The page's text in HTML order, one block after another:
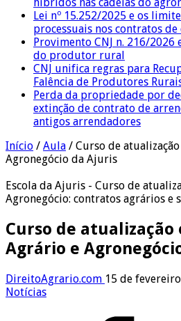
Lei nº 15.252/2025 e os
processuais nos contratos
Provimento CNJ n. 216/
do produtor rural
CNJ unifica regras para
Falência de Produtores
Perda da propriedade por
extinção de contrato de
antigos arrendadores
Início / Aula / Curso de
Agronegócio da Ajuris
Escola da Ajuris - Curso de
Agronegócio: contratos agrários e
Curso de atualização
Agrário e
DireitoAgrario.com 15 de
Notícias